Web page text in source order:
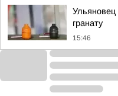
Ульяновец
гранату
15:46